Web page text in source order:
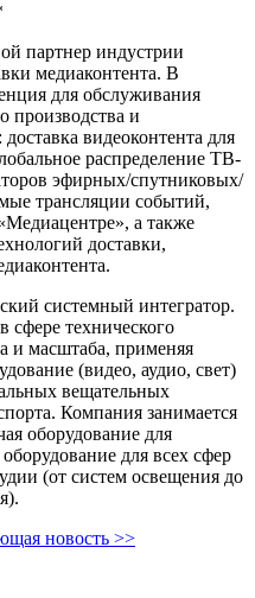
партнер индустрии
медиаконтента. В
для обслуживания
производства и
видеоконтента для
распределение ТВ-
эфирных/спутниковых/
трансляции событий,
а также
доставки,
системный интегратор.
технического
и масштаба, применяя
(видео, аудио, свет)
вещательных
Компания занимается
оборудование для
для всех сфер
(от систем освещения до
новость >>